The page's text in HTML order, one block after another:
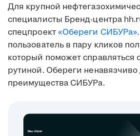
Для крупной
специалисты Бренд-центра
спецпроект«Обереги СИБУРа»
пользователь в пару кликов
который поможет справляться
рутиной. Обереги
преимущества СИБУРа.